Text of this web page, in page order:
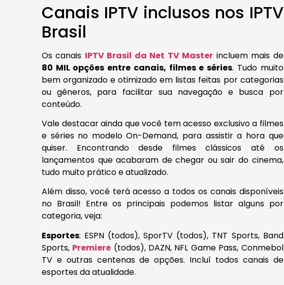
Canais IPTV inclusos nos IPTV
Brasil
Os canais IPTV Brasil da Net TV Master incluem mais de
80 MIL opções entre canais, filmes e séries. Tudo muito
bem organizado e otimizado em listas feitas por categorias
ou gêneros, para facilitar sua navegação e busca por
conteúdo.
Vale destacar ainda que você tem acesso exclusivo a filmes
e séries no modelo On-Demand, para assistir a hora que
quiser. Encontrando desde filmes clássicos até os
lançamentos que acabaram de chegar ou sair do cinema,
tudo muito prático e atualizado.
Além disso, você terá acesso a todos os canais disponíveis
no Brasil! Entre os principais podemos listar alguns por
categoria, veja:
Esportes: ESPN (todos), SporTV (todos), TNT Sports, Band
Sports, Premiere (todos), DAZN, NFL Game Pass, Conmebol
TV e outras centenas de opções. Incluí todos canais de
esportes da atualidade.